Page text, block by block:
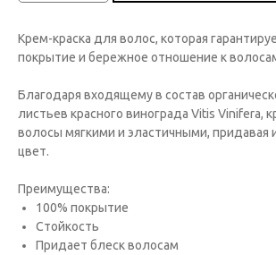
Крем-краска для волос, которая
покрытие и бережное отношение к
Благодаря входящему в состав
листьев красного винограда Vitis Vinifera,
волосы мягкими и эластичными, придавая
цвет.
Преимущества:
100% покрытие
Стойкость
Придает блеск волосам